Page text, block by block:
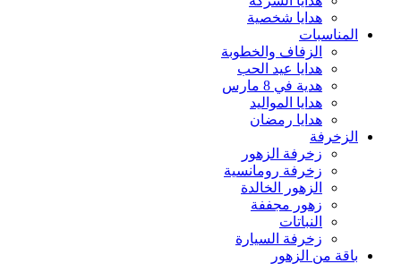
هدايا شخصية
المناسبات
الزفاف والخطوبة
هدايا عيد الحب
هدية في 8 مارس
هدايا المواليد
هدايا رمضان
الزخرفة
زخرفة الزهور
زخرفة رومانسية
الزهور الخالدة
زهور مجففة
النباتات
زخرفة السيارة
باقة من الزهور